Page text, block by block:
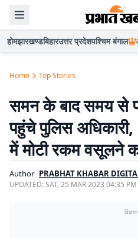
होमझारखण्डबिहारउत्तर प्रदेशपश्चिम बंगाल
Home Top Stories
समन के बाद समय से
पहुंचे पुलिस
में मोटी रकम वसूलने
Author PRABHAT KHABAR
UPDATED:SAT, 25 MAR 2023 04:35 PM